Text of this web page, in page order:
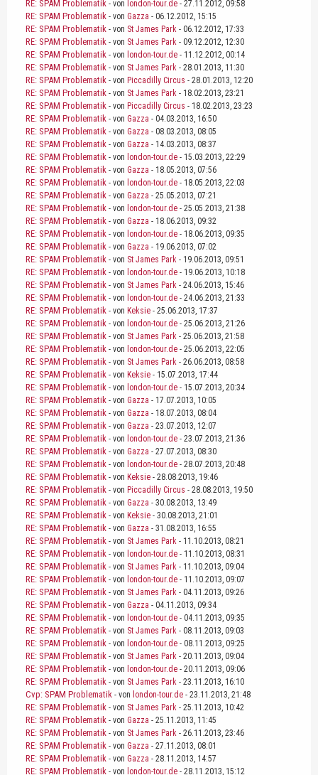
RE: SPAM Problematik - von london-tour.de - 27.11.2012, 09:58
RE: SPAM Problematik - von Gazza - 06.12.2012, 15:15
RE: SPAM Problematik - von St James Park - 06.12.2012, 17:33
RE: SPAM Problematik - von St James Park - 09.12.2012, 12:30
RE: SPAM Problematik - von london-tour.de - 11.12.2012, 00:14
RE: SPAM Problematik - von St James Park - 28.01.2013, 11:30
RE: SPAM Problematik - von Piccadilly Circus - 28.01.2013, 12:20
RE: SPAM Problematik - von St James Park - 18.02.2013, 23:21
RE: SPAM Problematik - von Piccadilly Circus - 18.02.2013, 23:23
RE: SPAM Problematik - von Gazza - 04.03.2013, 16:50
RE: SPAM Problematik - von Gazza - 08.03.2013, 08:05
RE: SPAM Problematik - von Gazza - 14.03.2013, 08:37
RE: SPAM Problematik - von london-tour.de - 15.03.2013, 22:29
RE: SPAM Problematik - von Gazza - 18.05.2013, 07:56
RE: SPAM Problematik - von london-tour.de - 18.05.2013, 22:03
RE: SPAM Problematik - von Gazza - 25.05.2013, 07:21
RE: SPAM Problematik - von london-tour.de - 25.05.2013, 21:38
RE: SPAM Problematik - von Gazza - 18.06.2013, 09:32
RE: SPAM Problematik - von london-tour.de - 18.06.2013, 09:35
RE: SPAM Problematik - von Gazza - 19.06.2013, 07:02
RE: SPAM Problematik - von St James Park - 19.06.2013, 09:51
RE: SPAM Problematik - von london-tour.de - 19.06.2013, 10:18
RE: SPAM Problematik - von St James Park - 24.06.2013, 15:46
RE: SPAM Problematik - von london-tour.de - 24.06.2013, 21:33
RE: SPAM Problematik - von Keksie - 25.06.2013, 17:37
RE: SPAM Problematik - von london-tour.de - 25.06.2013, 21:26
RE: SPAM Problematik - von St James Park - 25.06.2013, 21:58
RE: SPAM Problematik - von london-tour.de - 25.06.2013, 22:05
RE: SPAM Problematik - von St James Park - 26.06.2013, 08:58
RE: SPAM Problematik - von Keksie - 15.07.2013, 17:44
RE: SPAM Problematik - von london-tour.de - 15.07.2013, 20:34
RE: SPAM Problematik - von Gazza - 17.07.2013, 10:05
RE: SPAM Problematik - von Gazza - 18.07.2013, 08:04
RE: SPAM Problematik - von Gazza - 23.07.2013, 12:07
RE: SPAM Problematik - von london-tour.de - 23.07.2013, 21:36
RE: SPAM Problematik - von Gazza - 27.07.2013, 08:30
RE: SPAM Problematik - von london-tour.de - 28.07.2013, 20:48
RE: SPAM Problematik - von Keksie - 28.08.2013, 19:46
RE: SPAM Problematik - von Piccadilly Circus - 28.08.2013, 19:50
RE: SPAM Problematik - von Gazza - 30.08.2013, 13:49
RE: SPAM Problematik - von Keksie - 30.08.2013, 21:01
RE: SPAM Problematik - von Gazza - 31.08.2013, 16:55
RE: SPAM Problematik - von St James Park - 11.10.2013, 08:21
RE: SPAM Problematik - von london-tour.de - 11.10.2013, 08:31
RE: SPAM Problematik - von St James Park - 11.10.2013, 09:04
RE: SPAM Problematik - von london-tour.de - 11.10.2013, 09:07
RE: SPAM Problematik - von St James Park - 04.11.2013, 09:26
RE: SPAM Problematik - von Gazza - 04.11.2013, 09:34
RE: SPAM Problematik - von london-tour.de - 04.11.2013, 09:35
RE: SPAM Problematik - von St James Park - 08.11.2013, 09:03
RE: SPAM Problematik - von london-tour.de - 08.11.2013, 09:25
RE: SPAM Problematik - von St James Park - 20.11.2013, 09:04
RE: SPAM Problematik - von london-tour.de - 20.11.2013, 09:06
RE: SPAM Problematik - von St James Park - 23.11.2013, 16:10
Cvp: SPAM Problematik - von london-tour.de - 23.11.2013, 21:48
RE: SPAM Problematik - von St James Park - 25.11.2013, 10:42
RE: SPAM Problematik - von Gazza - 25.11.2013, 11:45
RE: SPAM Problematik - von St James Park - 26.11.2013, 23:46
RE: SPAM Problematik - von Gazza - 27.11.2013, 08:01
RE: SPAM Problematik - von Gazza - 28.11.2013, 14:57
RE: SPAM Problematik - von london-tour.de - 28.11.2013, 15:12